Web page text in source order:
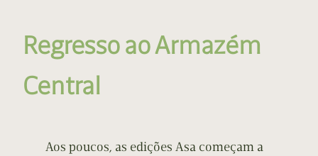
Regresso ao Armazém
Central
Aos poucos, as edições Asa começam a